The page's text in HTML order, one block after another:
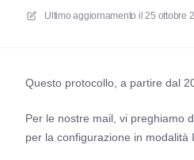
Ultimo aggiornamento il 25 ottobre
Questo protocollo, a partire dal
Per le nostre mail, vi preghiamo
per la configurazione in modalità